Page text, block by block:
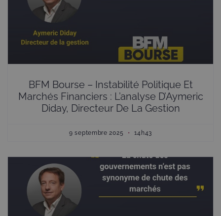
BFM Bourse – Instabilité Politique Et
Marchés Financiers : L’analyse D’Aymeric
Diday, Directeur De La Gestion
9 septembre 2025 14h43